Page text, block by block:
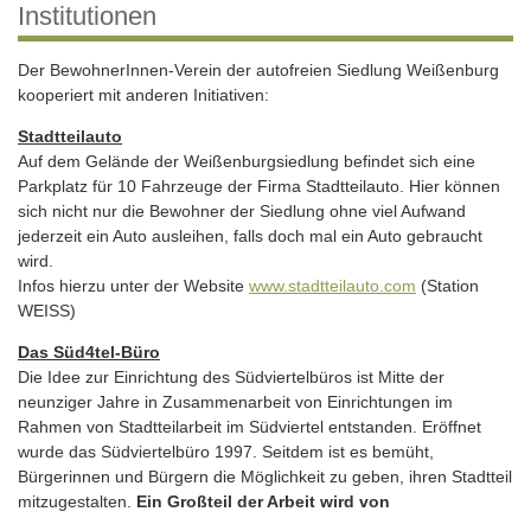
Institutionen
Der BewohnerInnen-Verein der autofreien Siedlung Weißenburg
kooperiert mit anderen Initiativen:
Stadtteilauto
Auf dem Gelände der Weißenburgsiedlung befindet sich eine
Parkplatz für 10 Fahrzeuge der Firma Stadtteilauto. Hier können
sich nicht nur die Bewohner der Siedlung ohne viel Aufwand
jederzeit ein Auto ausleihen, falls doch mal ein Auto gebraucht
wird.
Infos hierzu unter der Website www.stadtteilauto.com (Station
WEISS)
Das Süd4tel-Büro
Die Idee zur Einrichtung des Südviertelbüros ist Mitte der
neunziger Jahre in Zusammenarbeit von Einrichtungen im
Rahmen von Stadtteilarbeit im Südviertel entstanden. Eröffnet
wurde das Südviertelbüro 1997. Seitdem ist es bemüht,
Bürgerinnen und Bürgern die Möglichkeit zu geben, ihren Stadtteil
mitzugestalten. Ein Großteil der Arbeit wird von